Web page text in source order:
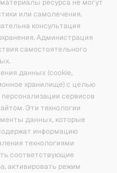
ресурса не могут
или самолечения.
консультация
Администрация
самостоятельного
данных (cookie,
хранилище) с целью
сервисов
Эти технологии
данных, которые
информацию
технологиями
соответствующие
активировать режим